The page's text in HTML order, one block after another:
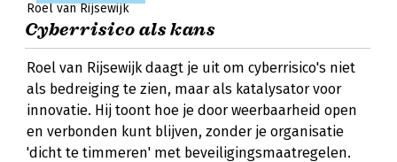
Roel van Rijsewijk
Cyberrisico als kans
Roel van Rijsewijk daagt je uit om cyberrisico's niet
als bedreiging te zien, maar als katalysator voor
innovatie. Hij toont hoe je door weerbaarheid open
en verbonden kunt blijven, zonder je organisatie
'dicht te timmeren' met beveiligingsmaatregelen.